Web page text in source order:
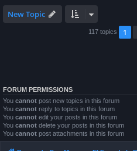
New Topic
117 topics 1
FORUM PERMISSIONS
You cannot post new topics in this forum
You cannot reply to topics in this forum
You cannot edit your posts in this forum
You cannot delete your posts in this forum
You cannot post attachments in this forum